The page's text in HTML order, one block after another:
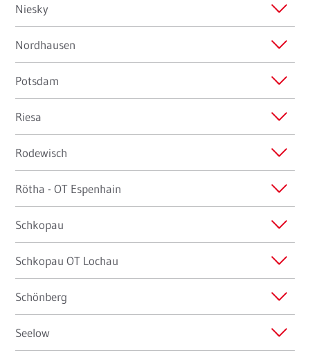
Niesky
Nordhausen
Potsdam
Riesa
Rodewisch
Rötha - OT Espenhain
Schkopau
Schkopau OT Lochau
Schönberg
Seelow